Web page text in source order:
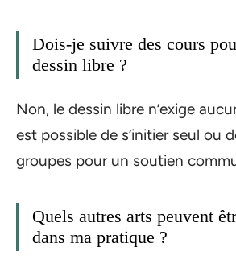
Dois-je suivre des cours
dessin libre ?
Non, le dessin libre n’exige
est possible de s’initier seul ou
groupes pour un soutien
Quels autres arts peuvent
dans ma pratique ?